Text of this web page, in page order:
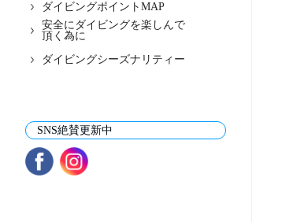
ダイビングポイントMAP
安全にダイビングを楽しんで
頂く為に
ダイビングシーズナリティー
SNS絶賛更新中